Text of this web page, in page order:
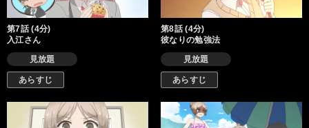
第7話 (4分)
入江さん
見放題
あらすじ
第8話 (4分)
彼なりの勉強法
見放題
あらすじ